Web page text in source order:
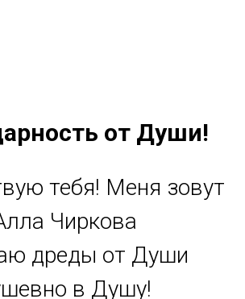
от Души!
тебя! Меня зовут
Чиркова
дреды от Души
в Душу!